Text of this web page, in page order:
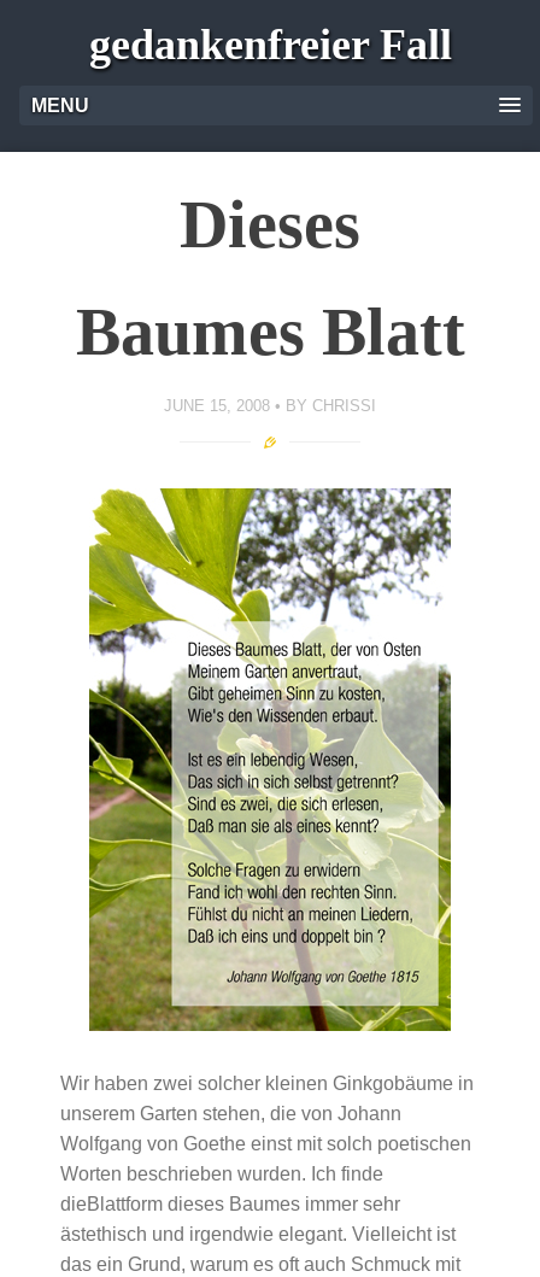
gedankenfreier Fall
MENU
Dieses
Baumes Blatt
JUNE 15, 2008 BY CHRISSI
Wir haben zwei solcher kleinen Ginkgobäume in
unserem Garten stehen, die von Johann
Wolfgang von Goethe einst mit solch poetischen
Worten beschrieben wurden. Ich finde
dieBlattform dieses Baumes immer sehr
ästethisch und irgendwie elegant. Vielleicht ist
das ein Grund, warum es oft auch Schmuck mit